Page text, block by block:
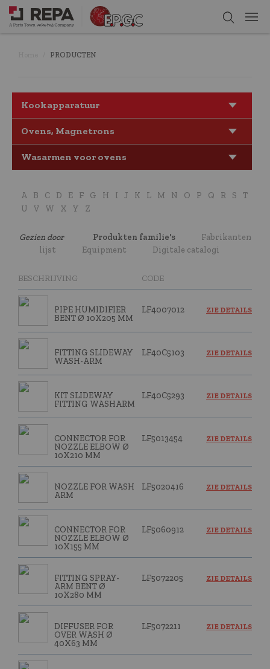
PRODUCTEN
Kookapparatuur
Ovens, Magnetrons
Wasarmen voor ovens
A B C D E F G H I J K L M N O P Q R S
T
U
V W X Y Z
Gezien door Produkten familie's
Fabrikanten
lijst
Equipment Digitale catalogi
BESCHRIJVING CODE
PIPE HUMIDIFIER
BENT Ø 10X205 MM
LF4007012 ZIE DETAILS
FITTING SLIDEWAY
WASH-ARM
LF40C5103 ZIE DETAILS
KIT SLIDEWAY
FITTING WASHARM
LF40C5293 ZIE DETAILS
CONNECTOR FOR
NOZZLE ELBOW Ø
10X210 MM
LF5013454 ZIE DETAILS
NOZZLE FOR WASH
ARM
LF5020416 ZIE DETAILS
CONNECTOR FOR
NOZZLE ELBOW Ø
10X155 MM
LF5060912 ZIE DETAILS
FITTING SPRAY-
ARM BENT Ø
10X280 MM
LF5072205 ZIE DETAILS
DIFFUSER FOR
OVER WASH Ø
40X63 MM
LF5072211 ZIE DETAILS